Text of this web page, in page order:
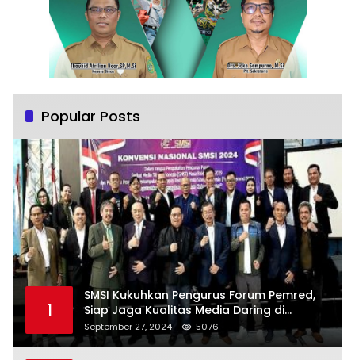
Popular Posts
1
SMSI Kukuhkan Pengurus Forum Pemred,
Siap Jaga Kualitas Media Daring di
Indonesia
September 27, 2024 5076